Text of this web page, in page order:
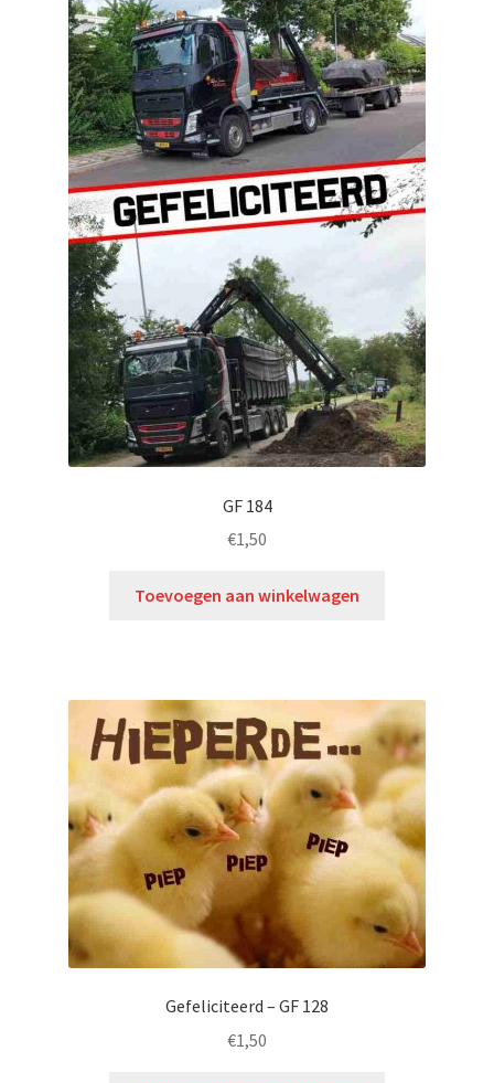
GF 184
€1,50
Toevoegen aan winkelwagen
Gefeliciteerd – GF 128
€1,50